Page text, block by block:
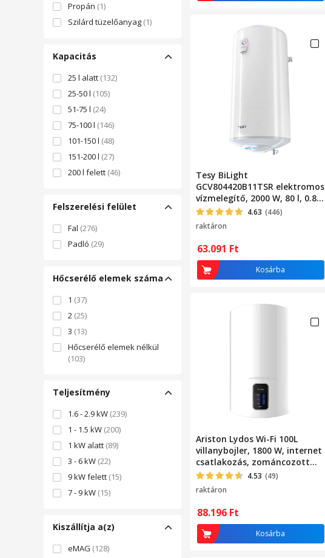
Propán (1)
Szilárd tüzelőanyag (1)
Kapacitás
25 l alatt (132)
25-50 l (105)
51-75 l (24)
75-100 l (146)
101-150 l (48)
151-200 l (27)
200 l felett (46)
Felszerelési felület
Fal (276)
Padló (29)
Hőcserélő elemek száma
1 (37)
2 (25)
3 (13)
Hőcserélő elemek nélkül
(103)
Teljesítmény
1.6 - 2.9 kW (239)
1 - 1.5 kW (200)
1 kW alatt (89)
3 - 6 kW (22)
9 kW felett (15)
7 - 9 kW (15)
Kiszállítja a(z)
eMAG (128)
Tesy BiLight
GCV804420B11TSR elektromos
vízmelegítő, 2000 W, 80 l, 0.8
Mpa, 18 mm, Fagyás elleni
védelem
4.63 (446)
raktáron
63.091 Ft
Kosárba
Ariston Lydos Wi-Fi 100L
villanybojler, 1800 W, internet
csatlakozás, zománcozott
tartály Titánnal
4.53 (49)
raktáron
88.196 Ft
Kosárba